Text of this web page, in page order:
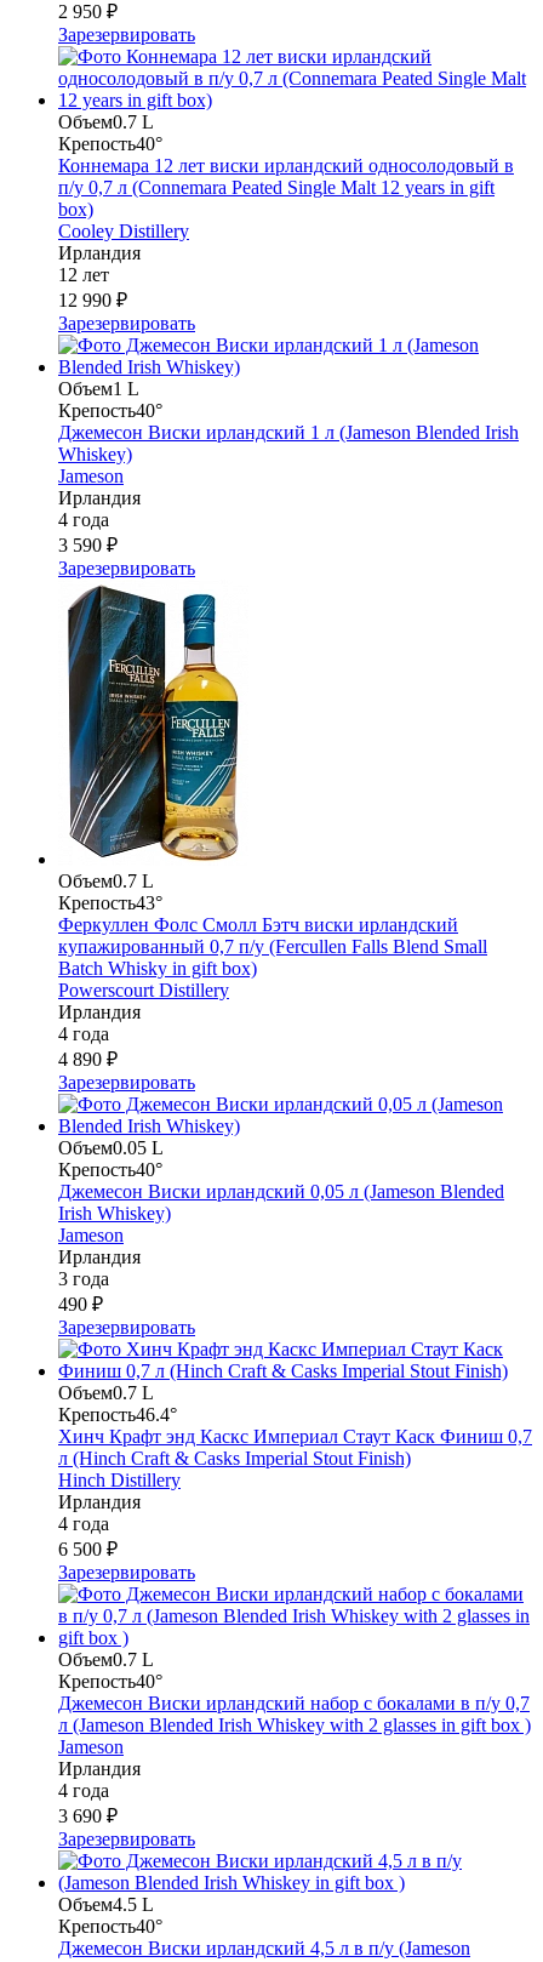
2 950 ₽
Зарезервировать
Объем0.7 L
Крепость40°
Коннемара 12 лет виски ирландский односолодовый в
п/у 0,7 л (Connemara Peated Single Malt 12 years in gift
box)
Cooley Distillery
Ирландия
12 лет
12 990 ₽
Зарезервировать
Объем1 L
Крепость40°
Джемесон Виски ирландский 1 л (Jameson Blended Irish
Whiskey)
Jameson
Ирландия
4 года
3 590 ₽
Зарезервировать
Объем0.7 L
Крепость43°
Феркуллен Фолс Смолл Бэтч виски ирландский
купажированный 0,7 п/у (Fercullen Falls Blend Small
Batch Whisky in gift box)
Powerscourt Distillery
Ирландия
4 года
4 890 ₽
Зарезервировать
Объем0.05 L
Крепость40°
Джемесон Виски ирландский 0,05 л (Jameson Blended
Irish Whiskey)
Jameson
Ирландия
3 года
490 ₽
Зарезервировать
Объем0.7 L
Крепость46.4°
Хинч Крафт энд Каскс Империал Стаут Каск Финиш 0,7
л (Hinch Craft & Casks Imperial Stout Finish)
Hinch Distillery
Ирландия
4 года
6 500 ₽
Зарезервировать
Объем0.7 L
Крепость40°
Джемесон Виски ирландский набор с бокалами в п/у 0,7
л (Jameson Blended Irish Whiskey with 2 glasses in gift box )
Jameson
Ирландия
4 года
3 690 ₽
Зарезервировать
Объем4.5 L
Крепость40°
Джемесон Виски ирландский 4,5 л в п/у (Jameson